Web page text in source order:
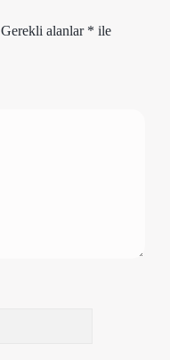
Gerekli alanlar * ile